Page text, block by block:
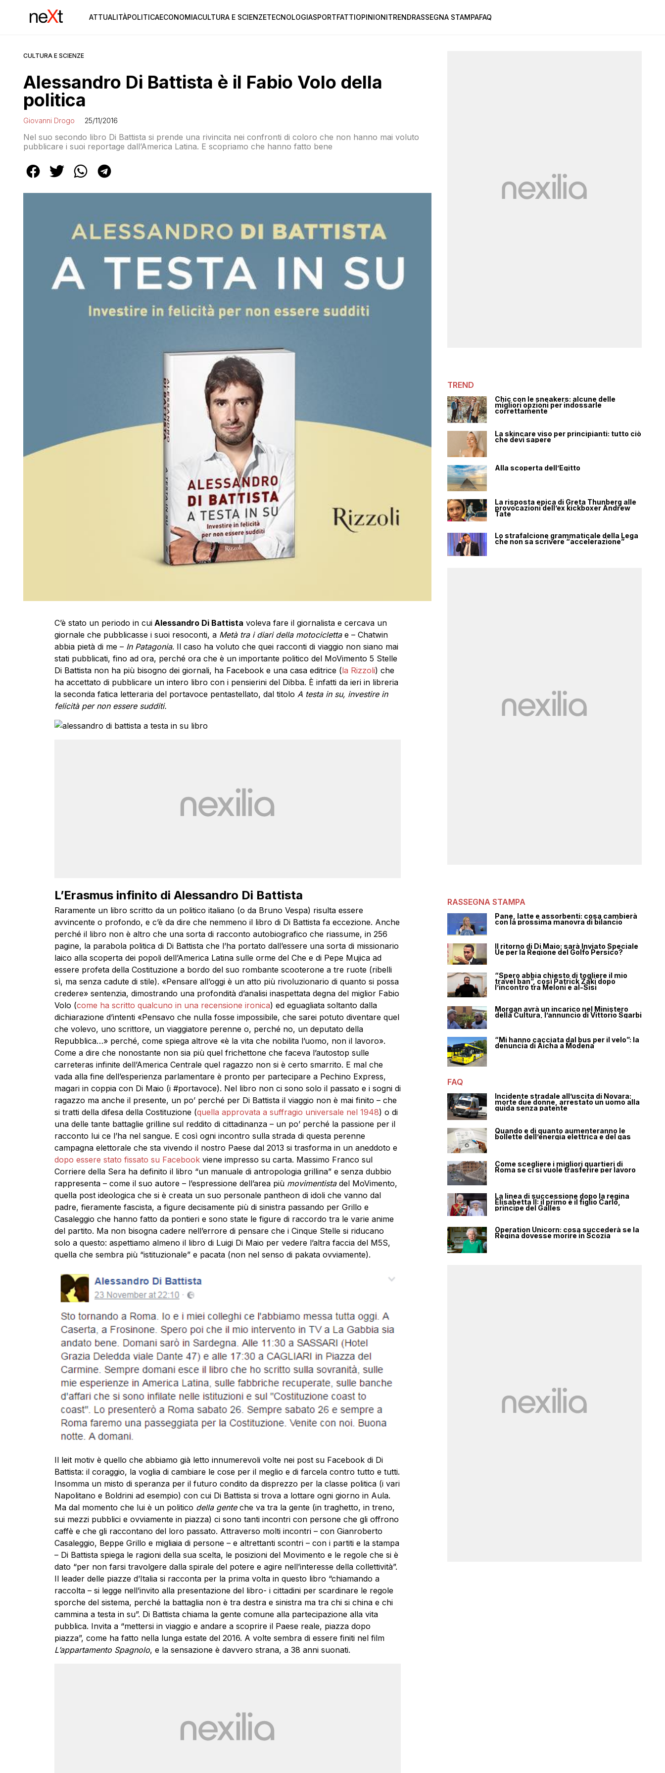
ATTUALITÀPOLITICAECONOMIACULTURA E SCIENZETECNOLOGIASPORTFATTIOPINIONITRENDRASSEGNA STAMPAFAQ
CULTURA E SCIENZE
Alessandro Di Battista è il Fabio Volo della
politica
Giovanni Drogo 25/11/2016
Nel suo secondo libro Di Battista si prende una rivincita nei confronti di coloro che non hanno mai voluto
pubblicare i suoi reportage dall’America Latina. E scopriamo che hanno fatto bene
C’è stato un periodo in cuiAlessandro Di Battista voleva fare il giornalista e cercava un
giornale che pubblicasse i suoi resoconti, a Metà tra i diari della motociclettae – Chatwin
abbia pietà di me – In Patagonia. Il caso ha voluto che quei racconti di viaggio non siano mai
stati pubblicati, fino ad ora, perché ora che è un importante politico del MoVimento 5 Stelle
Di Battista non ha più bisogno dei giornali, ha Facebook e una casa editrice (la Rizzoli) che
ha accettato di pubblicare un intero libro con i pensierini del Dibba. È infatti da ieri in libreria
la seconda fatica letteraria del portavoce pentastellato, dal titolo A testa in su, investire in
felicità per non essere sudditi.
L’Erasmus infinito di Alessandro Di Battista
Raramente un libro scritto da un politico italiano (o da Bruno Vespa) risulta essere
avvincente o profondo, e c’è da dire che nemmeno il libro di Di Battista fa eccezione. Anche
perché il libro non è altro che una sorta di racconto autobiografico che riassume, in 256
pagine, la parabola politica di Di Battista che l’ha portato dall’essere una sorta di missionario
laico alla scoperta dei popoli dell’America Latina sulle orme del Che e di Pepe Mujica ad
essere profeta della Costituzione a bordo del suo rombante scooterone a tre ruote (ribelli
sì, ma senza cadute di stile). «Pensare all’oggi è un atto più rivoluzionario di quanto si possa
credere» sentenzia, dimostrando una profondità d’analisi inaspettata degna del miglior Fabio
Volo (come ha scritto qualcuno in una recensione ironica) ed eguagliata soltanto dalla
dichiarazione d’intenti «Pensavo che nulla fosse impossibile, che sarei potuto diventare quel
che volevo, uno scrittore, un viaggiatore perenne o, perché no, un deputato della
Repubblica…» perché, come spiega altrove «è la vita che nobilita l’uomo, non il lavoro».
Come a dire che nonostante non sia più quel frichettone che faceva l’autostop sulle
carreteras infinite dell’America Centrale quel ragazzo non si è certo smarrito. E mal che
vada alla fine dell’esperienza parlamentare è pronto per partecipare a Pechino Express,
magari in coppia con Di Maio (i #portavoce). Nel libro non ci sono solo il passato e i sogni di
ragazzo ma anche il presente, un po’ perché per Di Battista il viaggio non è mai finito – che
si tratti della difesa della Costituzione (quella approvata a suffragio universale nel 1948) o di
una delle tante battaglie grilline sul reddito di cittadinanza – un po’ perché la passione per il
racconto lui ce l’ha nel sangue. E così ogni incontro sulla strada di questa perenne
campagna elettorale che sta vivendo il nostro Paese dal 2013 si trasforma in un aneddoto e
dopo essere stato fissato su Facebookviene impresso su carta. Massimo Franco sul
Corriere della Sera ha definito il libro “un manuale di antropologia grillina” e senza dubbio
rappresenta – come il suo autore – l’espressione dell’area più movimentista del MoVimento,
quella post ideologica che si è creata un suo personale pantheon di idoli che vanno dal
padre, fieramente fascista, a figure decisamente più di sinistra passando per Grillo e
Casaleggio che hanno fatto da pontieri e sono state le figure di raccordo tra le varie anime
del partito. Ma non bisogna cadere nell’errore di pensare che i Cinque Stelle si riducano
solo a questo: aspettiamo almeno il libro di Luigi Di Maio per vedere l’altra faccia del M5S,
quella che sembra più “istituzionale” e pacata (non nel senso di pakata ovviamente).
Il leit motiv è quello che abbiamo già letto innumerevoli volte nei post su Facebook di Di
Battista: il coraggio, la voglia di cambiare le cose per il meglio e di farcela contro tutto e tutti.
Insomma un misto di speranza per il futuro condito da disprezzo per la classe politica (i vari
Napolitano e Boldrini ad esempio) con cui Di Battista si trova a lottare ogni giorno in Aula.
Ma dal momento che lui è un politico della genteche va tra la gente (in traghetto, in treno,
sui mezzi pubblici e ovviamente in piazza) ci sono tanti incontri con persone che gli offrono
caffè e che gli raccontano del loro passato. Attraverso molti incontri – con Gianroberto
Casaleggio, Beppe Grillo e migliaia di persone – e altrettanti scontri – con i partiti e la stampa
– Di Battista spiega le ragioni della sua scelta, le posizioni del Movimento e le regole che si è
dato “per non farsi travolgere dalla spirale del potere e agire nell’interesse della collettività”.
Il leader delle piazze d’Italia si racconta per la prima volta in questo libro “chiamando a
raccolta – si legge nell’invito alla presentazione del libro- i cittadini per scardinare le regole
sporche del sistema, perché la battaglia non è tra destra e sinistra ma tra chi si china e chi
cammina a testa in su”. Di Battista chiama la gente comune alla partecipazione alla vita
pubblica. Invita a “mettersi in viaggio e andare a scoprire il Paese reale, piazza dopo
piazza”, come ha fatto nella lunga estate del 2016. A volte sembra di essere finiti nel film
L’appartamento Spagnolo, e la sensazione è davvero strana, a 38 anni suonati.
TREND
Chic con le sneakers: alcune delle
migliori opzioni per indossarle
correttamente
La skincare viso per principianti: tutto ciò
che devi sapere
Alla scoperta dell’Egitto
La risposta epica di Greta Thunberg alle
provocazioni dell’ex kickboxer Andrew
Tate
Lo strafalcione grammaticale della Lega
che non sa scrivere “accelerazione”
RASSEGNA STAMPA
Pane, latte e assorbenti: cosa cambierà
con la prossima manovra di bilancio
Il ritorno di Di Maio: sarà Inviato Speciale
Ue per la Regione del Golfo Persico?
“Spero abbia chiesto di togliere il mio
travel ban”, così Patrick Zaki dopo
l’incontro tra Meloni e al-Sisi
Morgan avrà un incarico nel Ministero
della Cultura, l’annuncio di Vittorio Sgarbi
“Mi hanno cacciata dal bus per il velo”: la
denuncia di Aicha a Modena
FAQ
Incidente stradale all’uscita di Novara:
morte due donne, arrestato un uomo alla
guida senza patente
Quando e di quanto aumenteranno le
bollette dell’energia elettrica e del gas
Come scegliere i migliori quartieri di
Roma se ci si vuole trasferire per lavoro
La linea di successione dopo la regina
Elisabetta II: il primo è il figlio Carlo,
principe del Galles
Operation Unicorn: cosa succederà se la
Regina dovesse morire in Scozia